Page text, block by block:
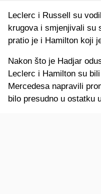
Leclerc i Russell su
krugova i smjenjivali su
pratio je i Hamilton koji
Nakon što je Hadjar
Leclerc i Hamilton su
Mercedesa napravili
bilo presudno u ostatku